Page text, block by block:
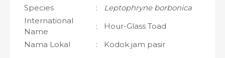
Species
:
Leptophryne borbonica
International
Name
:
Hour-Glass Toad
Nama Lokal
: Kodok jam pasir